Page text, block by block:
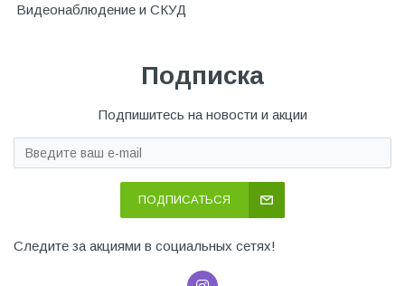
Видеонаблюдение и СКУД
Подписка
Подпишитесь на новости и акции
ПОДПИСАТЬСЯ
Следите за акциями в социальных сетях!